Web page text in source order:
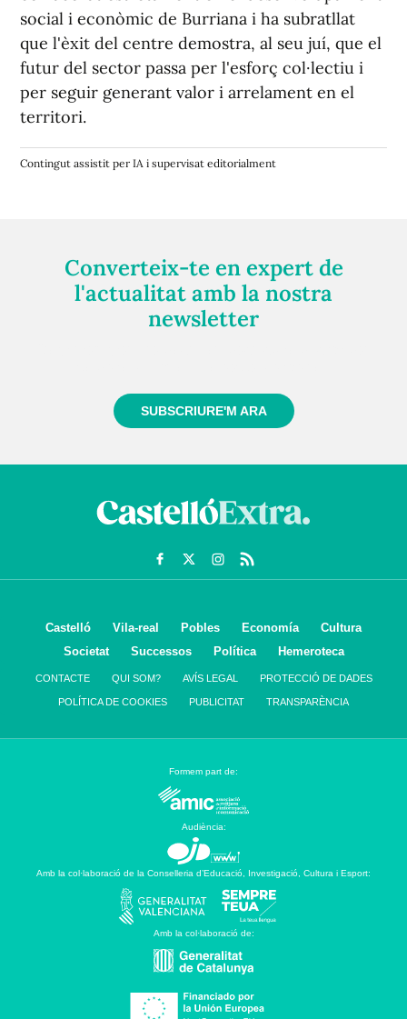
social i econòmic de Burriana i ha subratllat
que l'èxit del centre demostra, al seu juí, que el
futur del sector passa per l'esforç col·lectiu i
per seguir generant valor i arrelament en el
territori.
Contingut assistit per IA i supervisat editorialment
Converteix-te en expert de
l'actualitat amb la nostra
newsletter
SUBSCRIURE'M ARA
Castelló Vila-real Pobles Economía
Cultura
Societat
Successos Política Hemeroteca
CONTACTE QUI SOM? AVÍS LEGAL PROTECCIÓ DE DADES
POLÍTICA DE COOKIES PUBLICITAT TRANSPARÈNCIA
Formem part de:
Audiència:
Amb la col·laboració de la Conselleria d’Educació, Investigació, Cultura i Esport:
Amb la col·laboració de: